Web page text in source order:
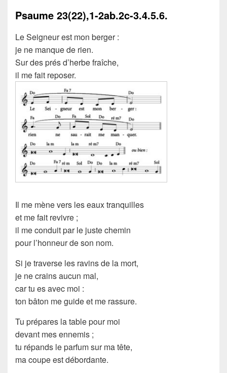
Psaume 23(22),1-2ab.2c-3.4.5.6.
Le Seigneur est mon berger :
je ne manque de rien.
Sur des prés d’herbe fraîche,
il me fait reposer.
Il me mène vers les eaux tranquilles
et me fait revivre ;
il me conduit par le juste chemin
pour l’honneur de son nom.
Si je traverse les ravins de la mort,
je ne crains aucun mal,
car tu es avec moi :
ton bâton me guide et me rassure.
Tu prépares la table pour moi
devant mes ennemis ;
tu répands le parfum sur ma tête,
ma coupe est débordante.